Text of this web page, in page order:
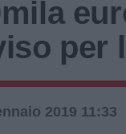
per
2019 11:33